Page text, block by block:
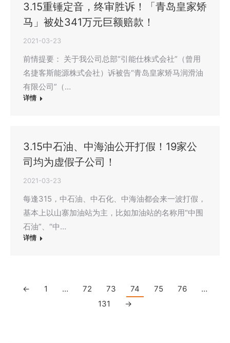
3.15重锤定音，终审胜诉！「青岛皇家矫
马」被处341万元巨额赔款！
2021-03-23
前情提要： 关于我公司总部“引能仕株式会社”（曾用
名捷客斯能源株式会社）诉被告“青岛皇家矫马润滑油
有限公司”（…
详情
3.15中石油、中海油公开打假！19家公
司均为虚假子公司！
2021-03-23
每逢315，中石油、中石化、中海油都会来一波打假，
基本上以山寨加油站为主，比如加油站的名称用“中围
石油”、“中…
详情
← 1 … 72 73 74 75 76
…
131
→